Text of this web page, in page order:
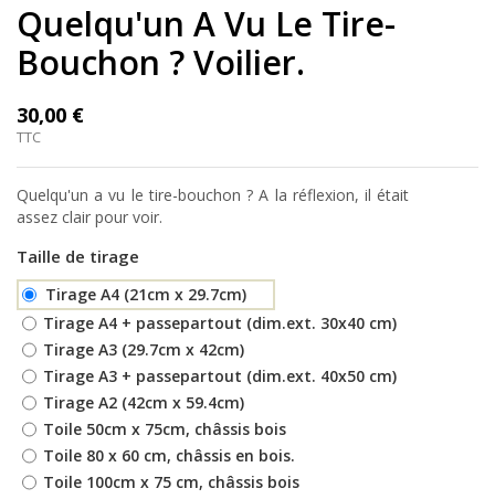
Quelqu'un A Vu Le Tire-
Bouchon ? Voilier.
30,00 €
TTC
Quelqu'un a vu le tire-bouchon ? A la réflexion, il était
assez clair pour voir.
Taille de tirage
Tirage A4 (21cm x 29.7cm)
Tirage A4 + passepartout (dim.ext. 30x40 cm)
Tirage A3 (29.7cm x 42cm)
Tirage A3 + passepartout (dim.ext. 40x50 cm)
Tirage A2 (42cm x 59.4cm)
Toile 50cm x 75cm, châssis bois
Toile 80 x 60 cm, châssis en bois.
Toile 100cm x 75 cm, châssis bois